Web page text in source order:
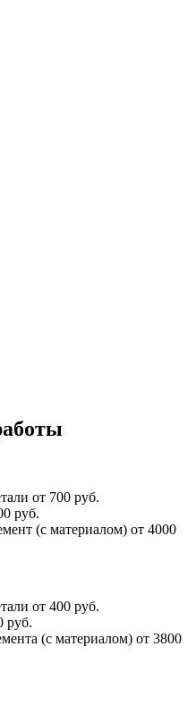
от 700 руб.
руб.
(с материалом) от 4000
от 400 руб.
руб.
(с материалом) от 3800